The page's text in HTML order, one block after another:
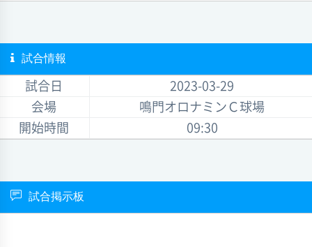
試合情報
試合日
2023-03-29
会場
鳴門オロナミンＣ球場
開始時間
09:30
試合掲示板